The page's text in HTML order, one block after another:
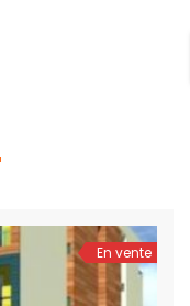
En vente